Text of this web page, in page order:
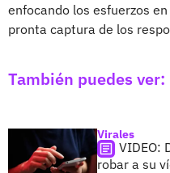
enfocando los esfuerzos
pronta captura de los
También puedes ver:
Virales
VIDEO:
robar a su